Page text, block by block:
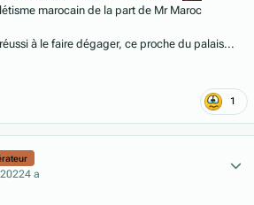
marocain de la part de Mr Maroc
à le faire dégager, ce proche du palais...
1
4 a